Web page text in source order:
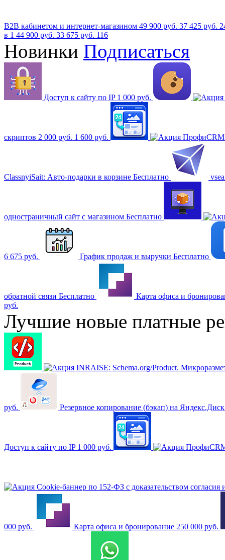
B2B кабинетом и интернет-магазином 49 900 руб. 37 425 руб.
в 1 44 900 руб. 33 675 руб. 116
Новинки Подписаться
Доступ к сайту по IP 1 000 руб.
скриптов 2 000 руб. 1 600 руб.
ClassnyiSait: Авто-подарки в корзине Бесплатно
одностраничный сайт с магазином Бесплатно
6 675 руб. График продаж и выручки Бесплатно
обратной связи Бесплатно
Карта офиса и
руб.
Лучшие новые платные
INRAISE: Schema.org/Product.
руб. Резервное копирование (бэкап) на
Доступ к сайту по IP 1 000 руб.
Cookie-баннер по 152-ФЗ с доказательством
000 руб. Карта офиса и бронирование 250 000 руб.